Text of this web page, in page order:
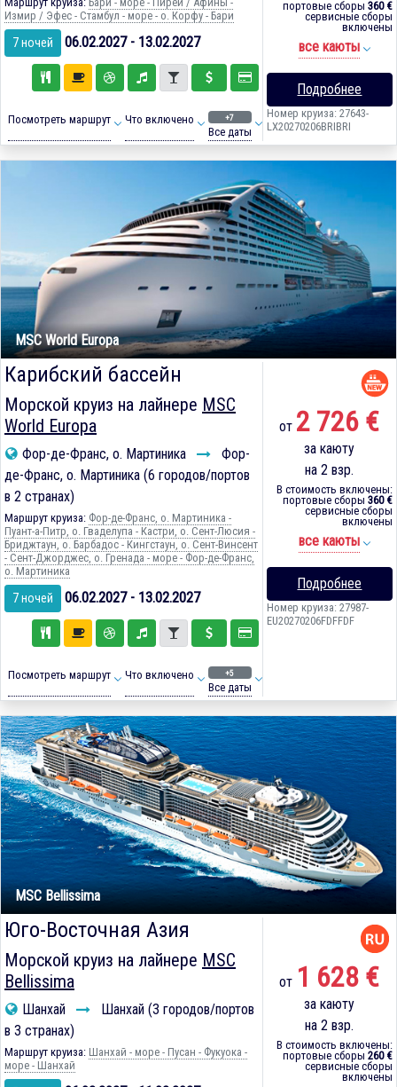
Измир / Эфес - Стамбул - море - о. Корфу - Бари
7 ночей 06.02.2027 - 13.02.2027
Посмотреть маршрут Что включено +7
Все даты
портовые сборы 360 €
сервисные сборы
включены
все каюты
Подробнее
Номер круиза: 27643-
LX20270206BRIBRI
MSC World Europa
Карибский бассейн
Морской круиз на лайнере MSC
World Europa
Фор-де-Франс, о. Мартиника
Фор-
де-Франс, о. Мартиника (6 городов/портов
в 2 странах)
Маршрут круиза: Фор-де-Франс, о. Мартиника -
Пуант-а-Питр, о. Гваделупа - Кастри, о. Сент-Люсия -
Бриджтаун, о. Барбадос - Кингстаун, о. Сент-Винсент
- Сент-Джорджес, о. Гренада - море - Фор-де-Франс,
о. Мартиника
7 ночей 06.02.2027 - 13.02.2027
Посмотреть маршрут Что включено +5
Все даты
от 2 726 €
за каюту
на 2 взр.
В стоимость включены:
портовые сборы 360 €
сервисные сборы
включены
все каюты
Подробнее
Номер круиза: 27987-
EU20270206FDFFDF
MSC Bellissima
Юго-Восточная Азия
Морской круиз на лайнере MSC
Bellissima
Шанхай
Шанхай (3 городов/портов
в 3 странах)
Маршрут круиза: Шанхай - море - Пусан - Фукуока -
море - Шанхай
от 1 628 €
за каюту
на 2 взр.
В стоимость включены:
портовые сборы 260 €
сервисные сборы
включены